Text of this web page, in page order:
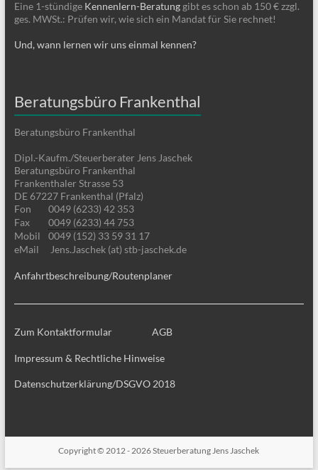
Eine 1-stündige Kennenlern-Beratunggibt es schon ab 150 € zzgl.
ges. MWSt.: Prüfen wir, wie sich ein Mandat für Sie rechnet!
Und, wann lernen wir uns einmal kennen?
Beratungsbüro Frankenthal
Beratungsbüro Frankenthal
Dipl.-Kaufm./Steuerberater Jens Jaschek
Beratungsbüro Frankenthal
Frankenthaler Strasse 53
DE 67227 Frankenthal (Pfalz)
Fon
0049 (6233) 42 353
Fax
0049 (6233) 44 753
Mobil
0049 (152) 33 59 31 17
eMail
Jens.Jaschek (at) stb-jaschek.de
Anfahrtbeschreibung/Routenplaner
Zum Kontaktformular AGB
Impressum & Rechtliche Hinweise
Datenschutzerklärung/DSGVO 2018
Copyright © 2012 - 2026Steuerberatung Jens Jaschek